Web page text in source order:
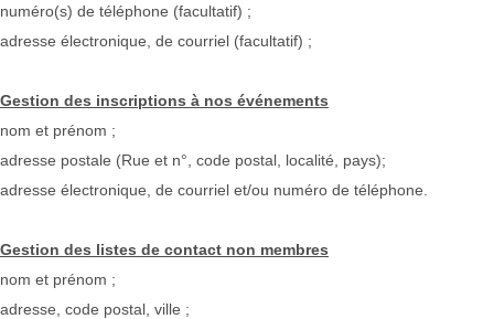
numéro(s) de téléphone (facultatif) ;
adresse électronique, de courriel (facultatif) ;
Gestion des inscriptions à nos événements
nom et prénom ;
adresse postale (Rue et n°, code postal, localité, pays);
adresse électronique, de courriel et/ou numéro de téléphone.
Gestion des listes de contact non membres
nom et prénom ;
adresse, code postal, ville ;